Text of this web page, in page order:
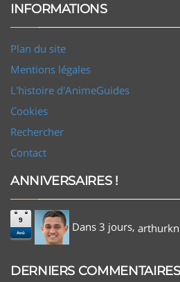
INFORMATIONS
Plan du site
Mentions légales
L'histoire d'AnimeGuides
Cookies
Rechercher
Contact
ANNIVERSAIRES !
9
Aoû Dans 3 jours,
DERNIERS